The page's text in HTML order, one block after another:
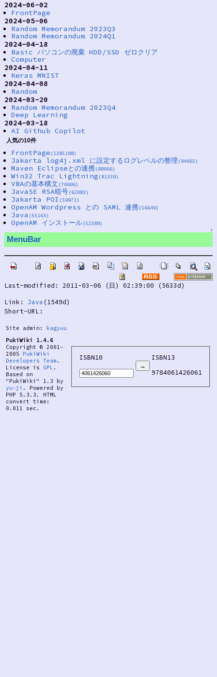
2024-06-02
FrontPage
2024-05-06
Random Memorandum 2023Q3
Random Memorandum 2024Q1
2024-04-18
Basic パソコンの廃棄 HDD/SSD ゼロクリア
Computer
2024-04-11
Keras MNIST
2024-04-08
Random
2024-03-20
Random Memorandum 2023Q4
Deep Learning
2024-03-18
AI Github Copilot
人気の10件
FrontPage (1385188)
Jakarta log4j.xml に設定するログレベルの整理 (94002)
Maven Eclipseとの連携(88006)
Win32 Trac Lightning (81330)
VBAの基本構文 (70006)
JavaSE RSA暗号(62083)
Jakarta POI (59971)
OpenAM Wordpress との SAML 連携(56649)
Java (55163)
OpenAM インストール(52388)
↑
MenuBar
Last-modified: 2011-03-06 (日) 02:39:00 (5633d)
Link: Java (1549d)
Short-URL:
Site admin:
kagyuu
PukiWiki 1.4.6
Copyright © 2001-
2005 PukiWiki
Developers Team .
License is GPL .
Based on
"PukiWiki" 1.3 by
yu-ji . Powered by
PHP 5.3.3. HTML
convert time:
0.011 sec.
ISBN10
ISBN13
9784061426061